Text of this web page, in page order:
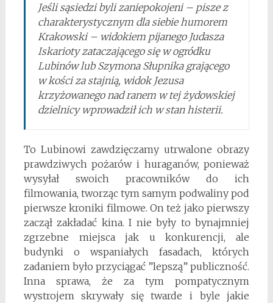
Jeśli sąsiedzi byli zaniepokojeni – pisze z
charakterystycznym dla siebie humorem
Krakowski – widokiem pijanego Judasza
Iskarioty zataczającego się w ogródku
Lubinów lub Szymona Słupnika grającego
w kości za stajnią, widok Jezusa
krzyżowanego nad ranem w tej żydowskiej
dzielnicy wprowadził ich w stan histerii.
To Lubinowi zawdzięczamy utrwalone obrazy
prawdziwych pożarów i huraganów, ponieważ
wysyłał swoich pracowników do ich
filmowania, tworząc tym samym podwaliny pod
pierwsze kroniki filmowe. On też jako pierwszy
zaczął zakładać kina. I nie były to bynajmniej
zgrzebne miejsca jak u konkurencji, ale
budynki o wspaniałych fasadach, których
zadaniem było przyciągać ”lepszą” publiczność.
Inna sprawa, że za tym pompatycznym
wystrojem skrywały się twarde i byle jakie